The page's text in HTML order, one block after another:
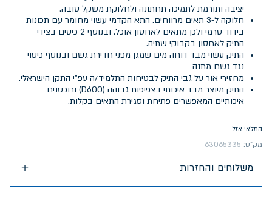
יציבה ותורמת לתמיכה תחתונה ולחלוקת משקל טובה.
חלוקה ל-3 תאים מרווחים. התא הקדמי עשוי מחומר עם תכונות
בידוד טרמי ולכן מתאים לאחסון אוכל. ובנוסף 2 כיסים בצידי
התיק לאחסון בקבוקי שתיה.
התיק עשוי מבד דוחה מים שמגן מפני חדירת גשם ובנוסף כיסוי
נגד גשם מתנה
מחזירי אור על גבי התיק לבטיחות התלמיד/ה עפ"י התקן הישראלי.
התיק מיוצר מבד איכותי בצפיפות גבוהה (D600) ורוכסנים
איכותיים המאפשרים פתיחת וסגירת התאים בקלות.
המלאי אזל
מק"ט: 63065335
משלוחים והחזרות